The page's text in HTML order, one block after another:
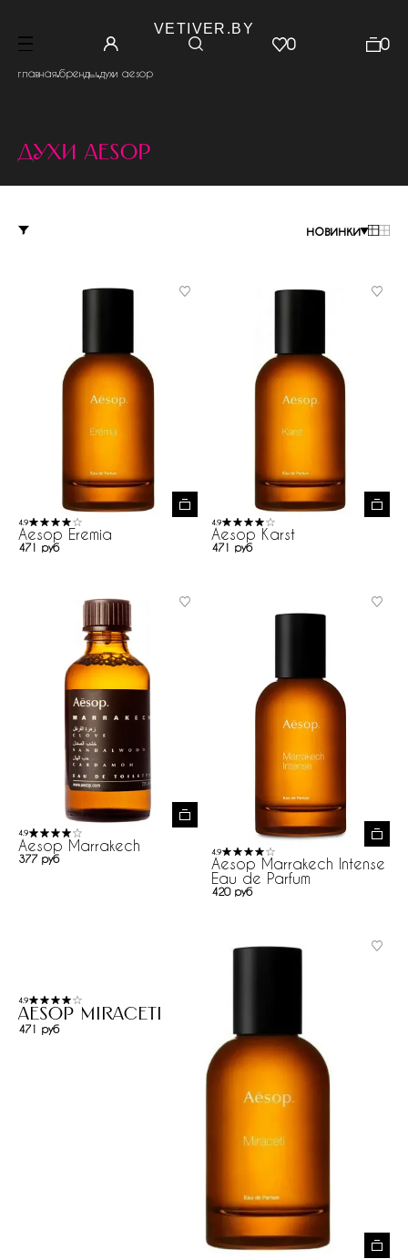
VETIVER.BY
0 0
главная.бренды.духи aesop
духи aesop
новинки
4.9
Aesop Eremia
471 руб
4.9
Aesop Karst
471 руб
4.9
Aesop Marrakech
377 руб
4.9
Aesop Marrakech Intense
Eau de Parfum
420 руб
4.9
Aesop Miraceti
471 руб